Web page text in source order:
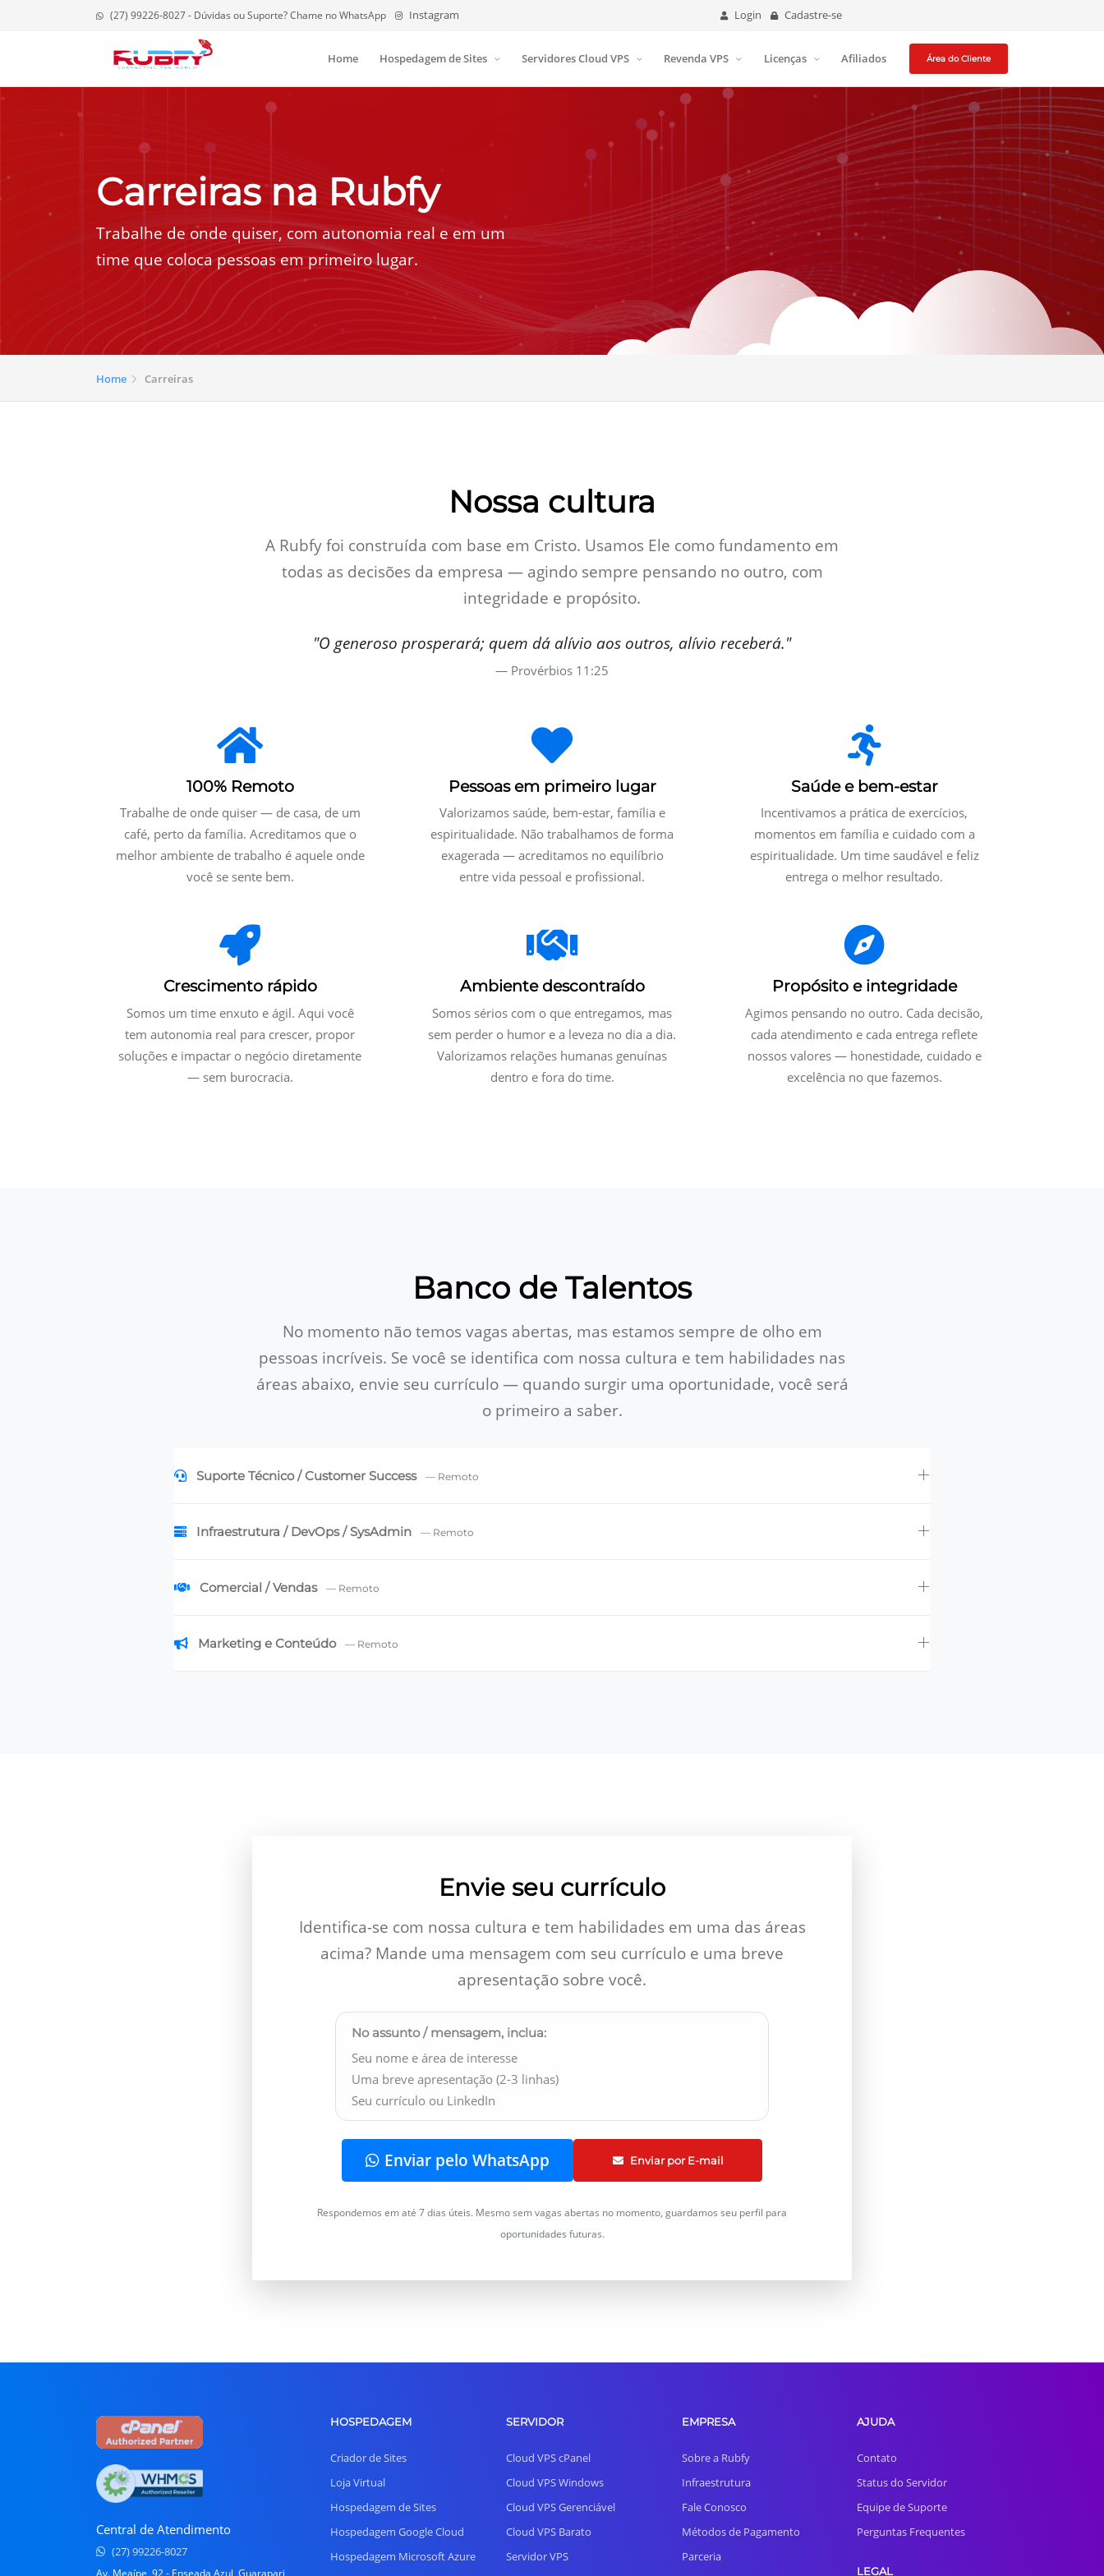
(27) 99226-8027 - Dúvidas ou Suporte? Chame no WhatsApp Instagram Login Cadastre-se
Home Hospedagem de Sites Servidores Cloud VPS Revenda VPS Licenças Afiliados Área do Cliente
Carreiras na Rubfy
Trabalhe de onde quiser, com autonomia real e em um
time que coloca pessoas em primeiro lugar.
Home Carreiras
Nossa cultura
A Rubfy foi construída com base em Cristo. Usamos Ele como fundamento em
todas as decisões da empresa — agindo sempre pensando no outro, com
integridade e propósito.
"O generoso prosperará; quem dá alívio aos outros, alívio receberá."
Provérbios 11:25
100% Remoto
Trabalhe de onde quiser — de casa, de um
café, perto da família. Acreditamos que o
melhor ambiente de trabalho é aquele onde
você se sente bem.
Pessoas em primeiro lugar
Valorizamos saúde, bem-estar, família e
espiritualidade. Não trabalhamos de forma
exagerada — acreditamos no equilíbrio
entre vida pessoal e profissional.
Saúde e bem-estar
Incentivamos a prática de exercícios,
momentos em família e cuidado com a
espiritualidade. Um time saudável e feliz
entrega o melhor resultado.
Crescimento rápido
Somos um time enxuto e ágil. Aqui você
tem autonomia real para crescer, propor
soluções e impactar o negócio diretamente
— sem burocracia.
Ambiente descontraído
Somos sérios com o que entregamos, mas
sem perder o humor e a leveza no dia a dia.
Valorizamos relações humanas genuínas
dentro e fora do time.
Propósito e integridade
Agimos pensando no outro. Cada decisão,
cada atendimento e cada entrega reflete
nossos valores — honestidade, cuidado e
excelência no que fazemos.
Banco de Talentos
No momento não temos vagas abertas, mas estamos sempre de olho em
pessoas incríveis. Se você se identifica com nossa cultura e tem habilidades nas
áreas abaixo, envie seu currículo — quando surgir uma oportunidade, você será
o primeiro a saber.
Suporte Técnico / Customer Success — Remoto
Infraestrutura / DevOps / SysAdmin — Remoto
Comercial / Vendas — Remoto
Marketing e Conteúdo — Remoto
Envie seu currículo
Identifica-se com nossa cultura e tem habilidades em uma das áreas
acima? Mande uma mensagem com seu currículo e uma breve
apresentação sobre você.
No assunto / mensagem, inclua:
Seu nome e área de interesse
Uma breve apresentação (2-3 linhas)
Seu currículo ou LinkedIn
Enviar pelo WhatsApp Enviar por E-mail
Respondemos em até 7 dias úteis. Mesmo sem vagas abertas no momento, guardamos seu perfil para
oportunidades futuras.
Central de Atendimento
(27) 99226-8027
HOSPEDAGEM
Criador de Sites
Loja Virtual
Hospedagem de Sites
Hospedagem Google Cloud
Hospedagem Microsoft Azure
SERVIDOR
Cloud VPS cPanel
Cloud VPS Windows
Cloud VPS Gerenciável
Cloud VPS Barato
Servidor VPS
EMPRESA
Sobre a Rubfy
Infraestrutura
Fale Conosco
Métodos de Pagamento
Parceria
AJUDA
Contato
Status do Servidor
Equipe de Suporte
Perguntas Frequentes
LEGAL